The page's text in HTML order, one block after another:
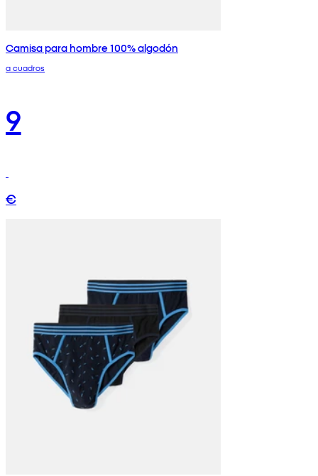
Camisa para hombre 100% algodón
a cuadros
9
€